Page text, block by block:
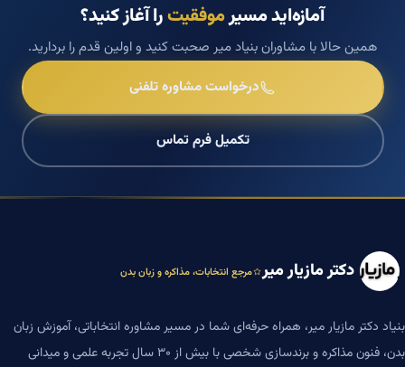
آمازه‌اید مسیرموفقیترا آغاز کنید؟
همین حالا با مشاوران بنیاد میر صحبت کنید و اولین قدم را بردارید.
درخواست مشاوره تلفنی
تکمیل فرم تماس
دکتر مازیار میر مرجع انتخابات، مذاکره و زبان بدن
بنیاد دکتر مازیار میر، همراه حرفه‌ای شما در مسیر مشاوره انتخاباتی، آموزش زبان
بدن، فنون مذاکره و برندسازی شخصی با بیش از ۳۰ سال تجربه علمی و میدانی